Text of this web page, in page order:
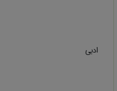
ادبی